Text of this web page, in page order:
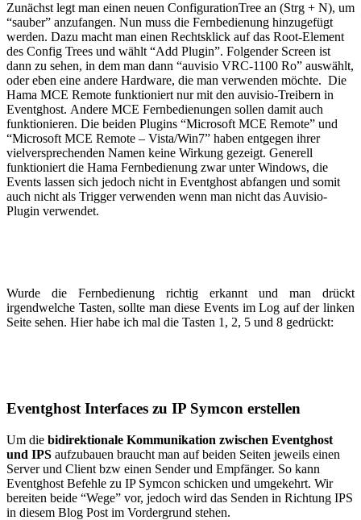
Zunächst legt man einen neuen ConfigurationTree an (Strg + N), um
“sauber” anzufangen. Nun muss die Fernbedienung hinzugefügt
werden. Dazu macht man einen Rechtsklick auf das Root-Element
des Config Trees und wählt “Add Plugin”. Folgender Screen ist
dann zu sehen, in dem man dann “auvisio VRC-1100 Ro” auswählt,
oder eben eine andere Hardware, die man verwenden möchte. Die
Hama MCE Remote funktioniert nur mit den auvisio-Treibern in
Eventghost. Andere MCE Fernbedienungen sollen damit auch
funktionieren. Die beiden Plugins “Microsoft MCE Remote” und
“Microsoft MCE Remote – Vista/Win7” haben entgegen ihrer
vielversprechenden Namen keine Wirkung gezeigt. Generell
funktioniert die Hama Fernbedienung zwar unter Windows, die
Events lassen sich jedoch nicht in Eventghost abfangen und somit
auch nicht als Trigger verwenden wenn man nicht das Auvisio-
Plugin verwendet.
Wurde die Fernbedienung richtig erkannt und man drückt
irgendwelche Tasten, sollte man diese Events im Log auf der linken
Seite sehen. Hier habe ich mal die Tasten 1, 2, 5 und 8 gedrückt:
Eventghost Interfaces zu IP Symcon erstellen
Um die bidirektionale Kommunikation zwischen Eventghost
und IPS aufzubauen braucht man auf beiden Seiten jeweils einen
Server und Client bzw einen Sender und Empfänger. So kann
Eventghost Befehle zu IP Symcon schicken und umgekehrt. Wir
bereiten beide “Wege” vor, jedoch wird das Senden in Richtung IPS
in diesem Blog Post im Vordergrund stehen.